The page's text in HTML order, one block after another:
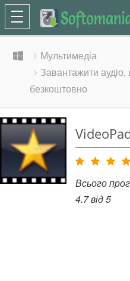
Мультимедіа
Завантажити
безкоштовно
Всього
4.7від5